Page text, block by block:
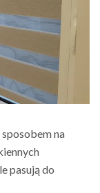
na
pasują do